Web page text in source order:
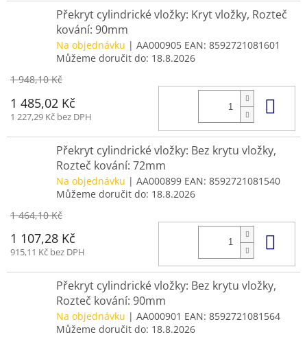
Překryt cylindrické vložky: Kryt vložky, Rozteč
kování: 90mm
Na objednávku | AA000905 EAN: 8592721081601
Můžeme doručit do: 18.8.2026
1 948,10 Kč
1 485,02 Kč
1 227,29 Kč bez DPH
Překryt cylindrické vložky: Bez krytu vložky,
Rozteč kování: 72mm
Na objednávku | AA000899 EAN: 8592721081540
Můžeme doručit do: 18.8.2026
1 464,10 Kč
1 107,28 Kč
915,11 Kč bez DPH
Překryt cylindrické vložky: Bez krytu vložky,
Rozteč kování: 90mm
Na objednávku | AA000901 EAN: 8592721081564
Můžeme doručit do: 18.8.2026